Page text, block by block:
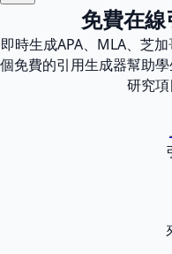
免費在
即時生成APA、MLA、芝
個免費的引用生成器幫助
研究項